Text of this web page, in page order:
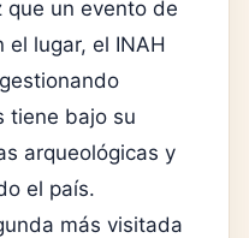
que un evento de
lugar, el INAH
tiene bajo su
arqueológicas y
el país.
más visitada